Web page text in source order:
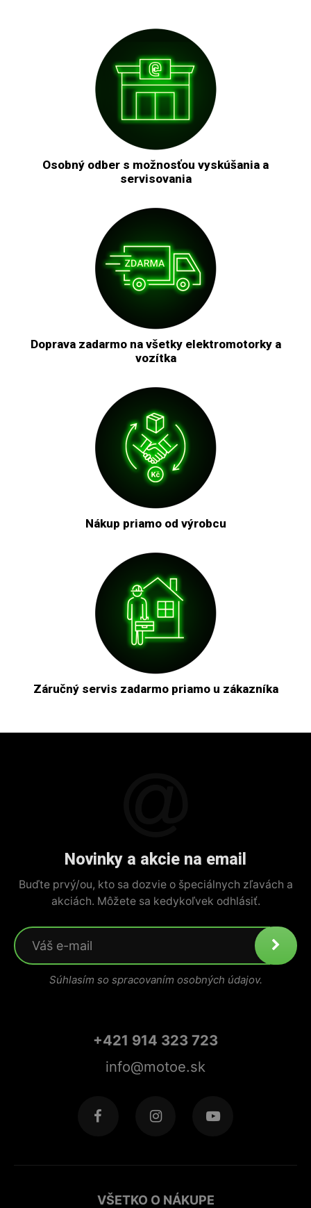
Osobný odber s možnosťou vyskúšania a
servisovania
Doprava zadarmo na všetky elektromotorky a
vozítka
Nákup priamo od výrobcu
Záručný servis zadarmo priamo u zákazníka
Novinky a akcie na email
Buďte prvý/ou, kto sa dozvie o špeciálnych zľavách a
akciách. Môžete sa kedykoľvek odhlásiť.
Súhlasím so spracovaním osobných údajov.
+421 914 323 723
info@motoe.sk
VŠETKO O NÁKUPE